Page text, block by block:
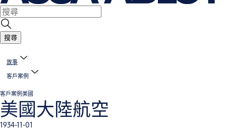
搜尋
故事
客戶案例
客戶案例美國
美國大陸航空
1934-11-01